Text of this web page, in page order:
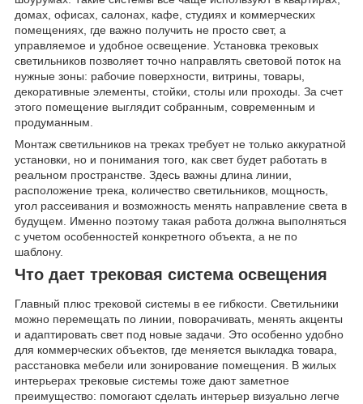
домах, офисах, салонах, кафе, студиях и коммерческих
помещениях, где важно получить не просто свет, а
управляемое и удобное освещение. Установка трековых
светильников позволяет точно направлять световой поток на
нужные зоны: рабочие поверхности, витрины, товары,
декоративные элементы, стойки, столы или проходы. За счет
этого помещение выглядит собранным, современным и
продуманным.
Монтаж светильников на треках требует не только аккуратной
установки, но и понимания того, как свет будет работать в
реальном пространстве. Здесь важны длина линии,
расположение трека, количество светильников, мощность,
угол рассеивания и возможность менять направление света в
будущем. Именно поэтому такая работа должна выполняться
с учетом особенностей конкретного объекта, а не по
шаблону.
Что дает трековая система освещения
Главный плюс трековой системы в ее гибкости. Светильники
можно перемещать по линии, поворачивать, менять акценты
и адаптировать свет под новые задачи. Это особенно удобно
для коммерческих объектов, где меняется выкладка товара,
расстановка мебели или зонирование помещения. В жилых
интерьерах трековые системы тоже дают заметное
преимущество: помогают сделать интерьер визуально легче